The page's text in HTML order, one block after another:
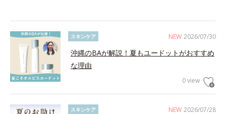
NEW 2026/07/30
スキンケア
沖縄のBAが解説！夏もユードットがおすすめ
な理由
0 view
NEW 2026/07/28
スキンケア